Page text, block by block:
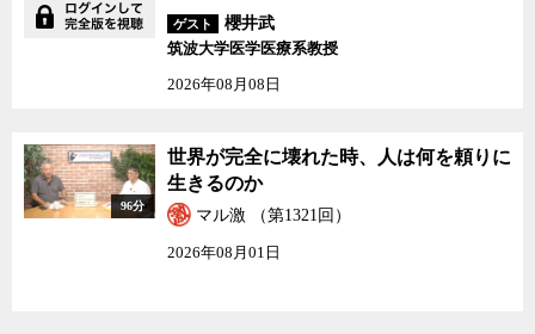
ゲスト
櫻井武
筑波大学医学医療系教授
2026年08月08日
96分
世界が完全に壊れた時、人は何を頼りに
生きるのか
マル激 （第1321回）
2026年08月01日